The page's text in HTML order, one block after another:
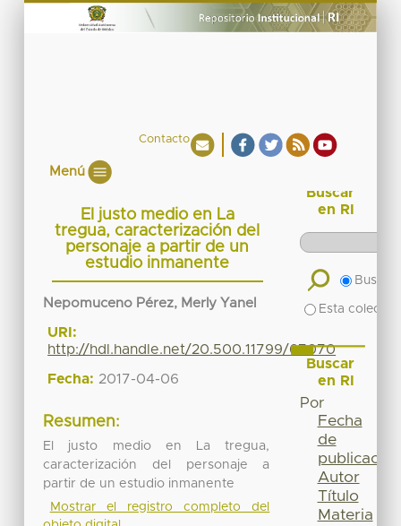
Contacto
Menú
El justo medio en La
tregua, caracterización del
personaje a partir de un
estudio inmanente
Nepomuceno Pérez, Merly Yanel
URI:
http://hdl.handle.net/20.500.11799/67070
Fecha: 2017-04-06
Resumen:
El justo medio en La tregua,
caracterización del personaje a
partir de un estudio inmanente
Mostrar el registro completo del
Buscar
en RI
Buscar
Esta
Buscar
en RI
Por
Fecha
de
publicación
Autor
Título
Materia